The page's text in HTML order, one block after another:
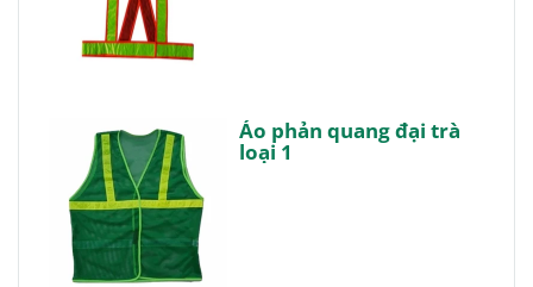
Áo phản quang đại trà
loại 1